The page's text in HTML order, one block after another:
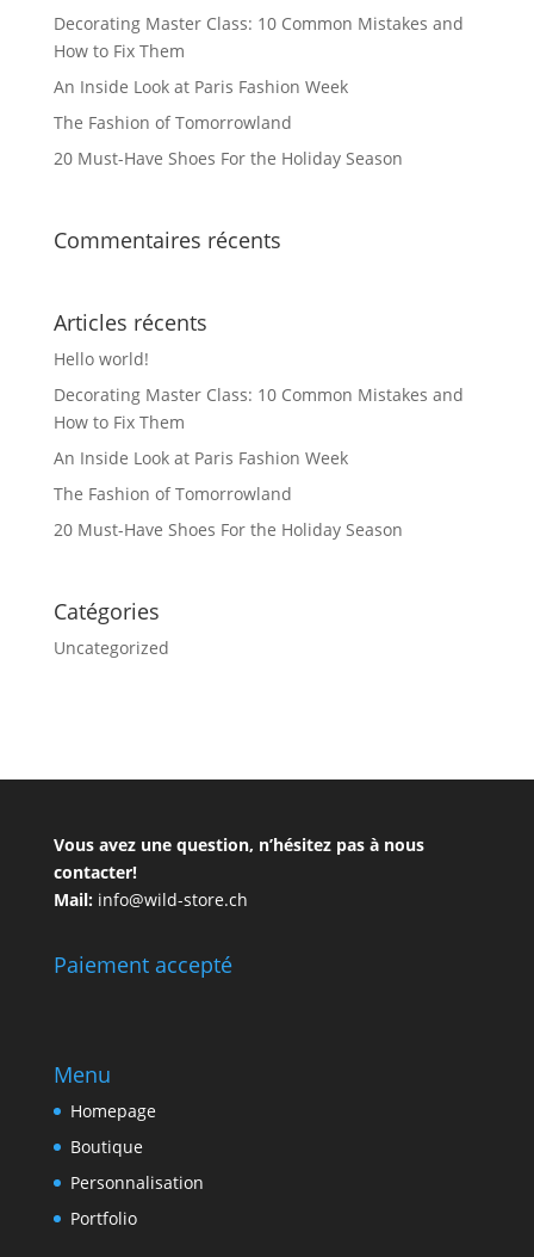
Decorating Master Class: 10 Common Mistakes and
How to Fix Them
An Inside Look at Paris Fashion Week
The Fashion of Tomorrowland
20 Must-Have Shoes For the Holiday Season
Commentaires récents
Articles récents
Hello world!
Decorating Master Class: 10 Common Mistakes and
How to Fix Them
An Inside Look at Paris Fashion Week
The Fashion of Tomorrowland
20 Must-Have Shoes For the Holiday Season
Catégories
Uncategorized
Vous avez une question, n’hésitez pas à nous
contacter!
Mail:info@wild-store.ch
Paiement accepté
Menu
Homepage
Boutique
Personnalisation
Portfolio